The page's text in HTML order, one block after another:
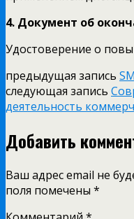
4. Документ об
Удостоверение о
предыдущая запись
следующая запись
деятельность
Добавить
Ваш адрес email не
поля помечены *